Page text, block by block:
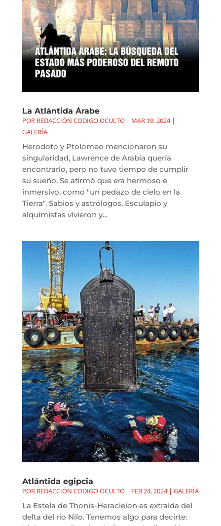
La Atlántida Árabe
POR REDACCIÓN CODIGO OCULTO| MAR 19, 2024|
GALERÍA
Herodoto y Ptolomeo mencionaron su
singularidad, Lawrence de Arabia quería
encontrarlo, pero no tuvo tiempo de cumplir
su sueño. Se afirmó que era hermoso e
inmersivo, como "un pedazo de cielo en la
Tierra". Sabios y astrólogos, Esculapio y
alquimistas vivieron y...
Atlántida egipcia
POR REDACCIÓN CODIGO OCULTO| FEB 24, 2024| GALERÍA
La Estela de Thonis-Heracleion es extraída del
delta del río Nilo. Tenemos algo para decirte: